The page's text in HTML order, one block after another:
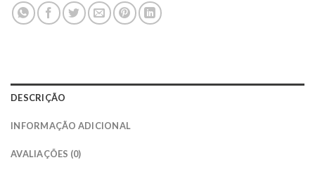
DESCRIÇÃO
INFORMAÇÃO ADICIONAL
AVALIAÇÕES (0)